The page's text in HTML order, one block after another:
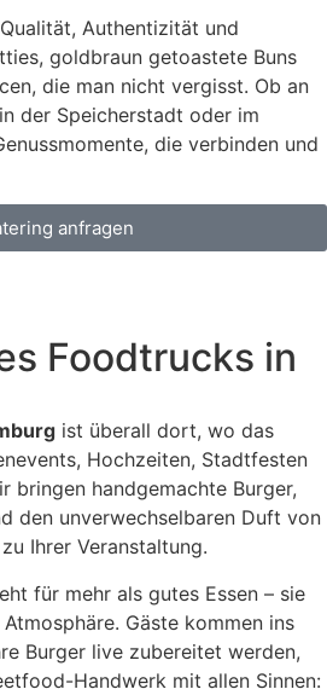
Authentizität und
goldbraun getoastete Buns
die man nicht vergisst. Ob an
der Speicherstadt oder im
die verbinden und
anfragen
Foodtrucks in
ist überall dort, wo das
Hochzeiten, Stadtfesten
bringen handgemachte Burger,
den unverwechselbaren Duft von
Ihrer Veranstaltung.
für mehr als gutes Essen – sie
Gäste kommen ins
Burger live zubereitet werden,
Handwerk mit allen Sinnen: